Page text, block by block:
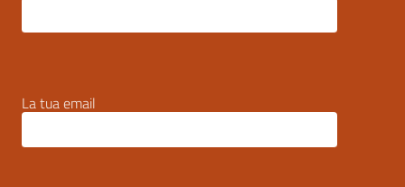
La tua email